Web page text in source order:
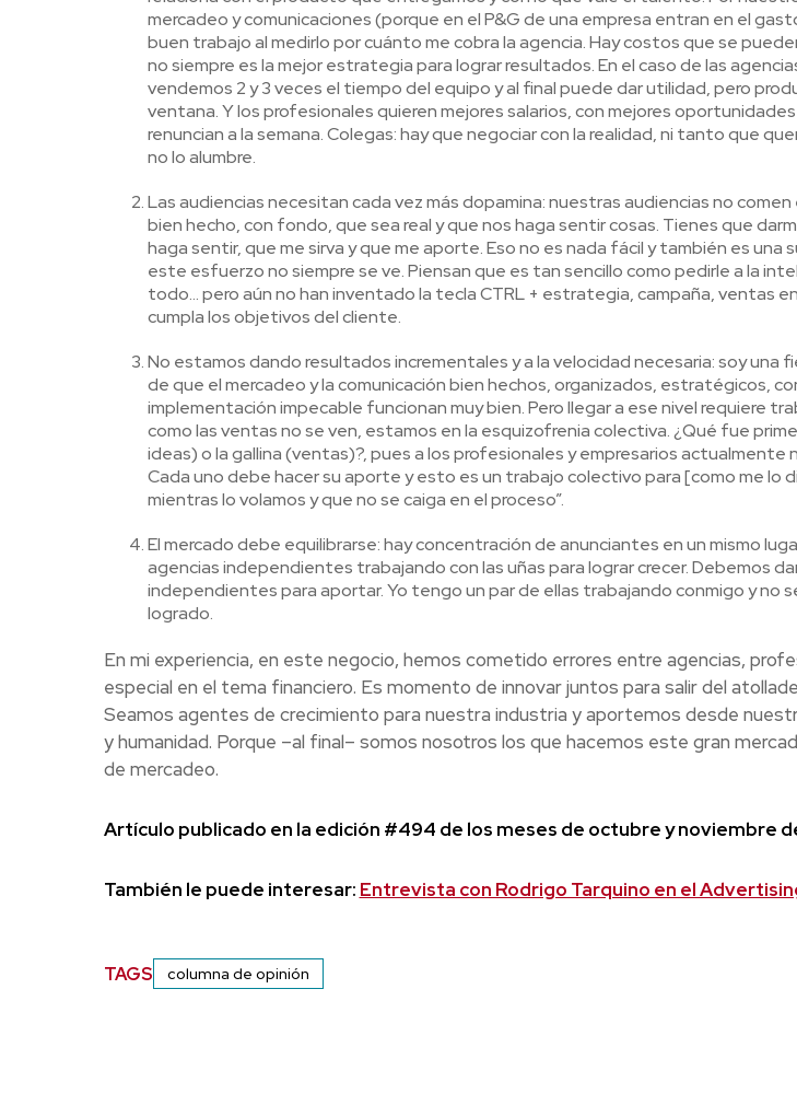
mercadeo y comunicaciones (porque en el P&G de una empresa entran en el
buen trabajo al medirlo por cuánto me cobra la agencia. Hay costos que se
no siempre es la mejor estrategia para lograr resultados. En el caso de las
vendemos 2 y 3 veces el tiempo del equipo y al final puede dar utilidad, pero
ventana. Y los profesionales quieren mejores salarios, con mejores
renuncian a la semana. Colegas: hay que negociar con la realidad, ni tanto que
no lo alumbre.
Las audiencias necesitan cada vez más dopamina: nuestras audiencias no
bien hecho, con fondo, que sea real y que nos haga sentir cosas. Tienes que
haga sentir, que me sirva y que me aporte. Eso no es nada fácil y también es una
este esfuerzo no siempre se ve. Piensan que es tan sencillo como pedirle a la
todo… pero aún no han inventado la tecla CTRL + estrategia, campaña, ventas
cumpla los objetivos del cliente.
No estamos dando resultados incrementales y a la velocidad necesaria: soy una
de que el mercadeo y la comunicación bien hechos, organizados, estratégicos,
implementación impecable funcionan muy bien. Pero llegar a ese nivel requiere
como las ventas no se ven, estamos en la esquizofrenia colectiva. ¿Qué fue
ideas) o la gallina (ventas)?, pues a los profesionales y empresarios actualmente
Cada uno debe hacer su aporte y esto es un trabajo colectivo para [como me lo
mientras lo volamos y que no se caiga en el proceso”.
El mercado debe equilibrarse: hay concentración de anunciantes en un mismo
agencias independientes trabajando con las uñas para lograr crecer. Debemos
independientes para aportar. Yo tengo un par de ellas trabajando conmigo y no
logrado.
En mi experiencia, en este negocio, hemos cometido errores entre agencias,
especial en el tema financiero. Es momento de innovar juntos para salir del
Seamos agentes de crecimiento para nuestra industria y aportemos desde
y humanidad. Porque –al final– somos nosotros los que hacemos este gran
de mercadeo.
Artículo publicado en la edición #494 de los meses de octubre y noviembre
También le puede interesar: Entrevista con Rodrigo Tarquino en el
TAGS columna de opinión